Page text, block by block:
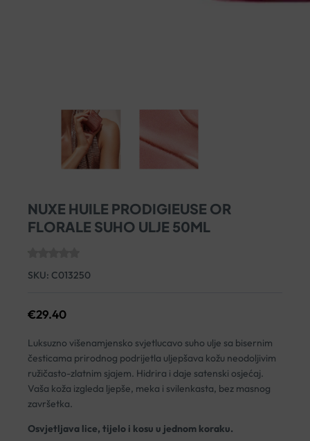
NUXE HUILE PRODIGIEUSE OR
FLORALE SUHO ULJE 50ML
SKU: C013250
€29.40
Luksuzno višenamjensko svjetlucavo suho ulje sa bisernim
česticama prirodnog podrijetla uljepšava kožu neodoljivim
ružičasto-zlatnim sjajem. Hidrira i daje satenski osjećaj.
Vaša koža izgleda ljepše, meka i svilenkasta, bez masnog
završetka.
Osvjetljava lice, tijelo i kosu u jednom koraku.